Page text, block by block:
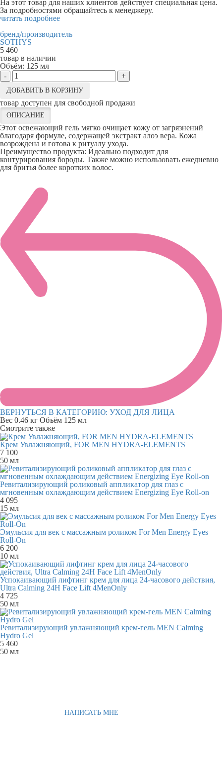
На этот товар для наших клиентов действует специальная цена.
За подробностями обращайтесь к менеджеру.
читать подробнее
бренд/производитель
SOTHYS
5 460
товар в наличии
Объём: 125 мл
-
+
ДОБАВИТЬ В КОРЗИНУ
товар доступен для свободной продажи
ОПИСАНИЕ
Этот освежающий гель мягко очищает кожу от загрязнений
благодаря формуле, содержащей экстракт алоэ вера. Кожа
возрождена и готова к ритуалу ухода.
Преимущество продукта: Идеально подходит для
контурирования бороды. Также можно использовать ежедневно
для бритья более коротких волос.
ВЕРНУТЬСЯ В КАТЕГОРИЮ: УХОД ДЛЯ ЛИЦА
Вес 0.46 кг Объём 125 мл
Смотрите также
Крем Увлажняющий, FOR MEN HYDRA-ELEMENTS
7 100
50 мл
Ревитализирующий роликовый аппликатор для глаз с
мгновенным охлаждающим действием Energizing Eye Roll-on
4 095
15 мл
Эмульсия для век с массажным роликом For Men Energy Eyes
Roll-On
6 200
10 мл
Успокаивающий лифтинг крем для лица 24-часового действия,
Ultra Calming 24H Face Lift 4MenOnly
4 725
50 мл
Ревитализирующий увлажняющий крем-гель MEN Calming
Hydro Gel
5 460
50 мл
НАПИСАТЬ МНЕ